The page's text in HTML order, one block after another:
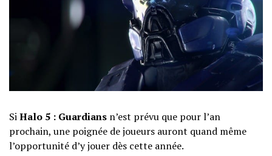
SiHalo 5 : Guardians n’est prévu que pour l’an
prochain, une poignée de joueurs auront quand même
l’opportunité d’y jouer dès cette année.